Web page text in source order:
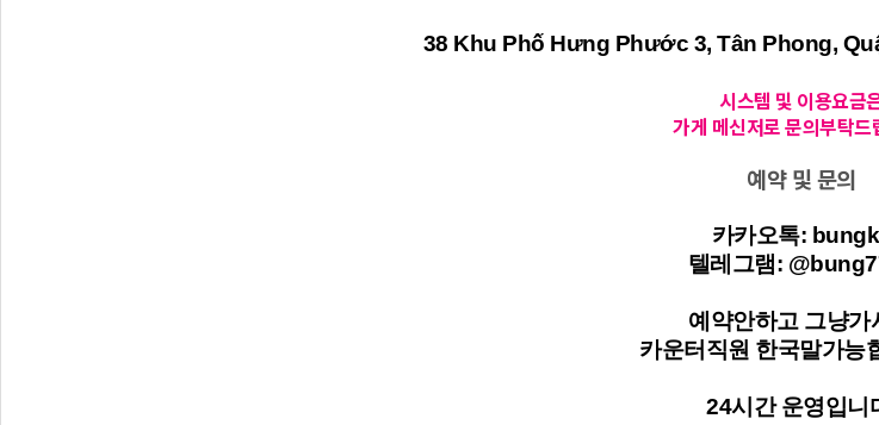
38 Khu Phố Hưng Phước 3, Tân Phong,
시스템 및 이용요금
가게 메신저로 문의부탁드
예약 및 문의
카카오톡:
텔레그램:
예약안하고 그냥가
카운터직원 한국말가능
24시간 운영입니